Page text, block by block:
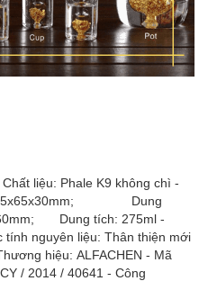
liệu: Phale K9 không chì -
ly: 35x65x30mm; Dung
Dung tích: 275ml -
nguyên liệu: Thân thiện mới
hiệu: ALFACHEN - Mã
/ 2014 / 40641 - Công